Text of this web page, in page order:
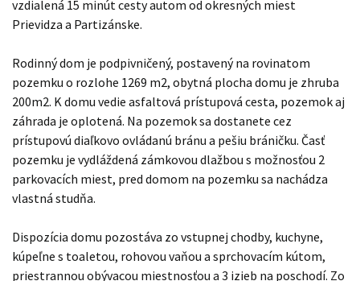
vzdialená 15 minút cesty autom od okresných miest
Prievidza a Partizánske.
Rodinný dom je podpivničený, postavený na rovinatom
pozemku o rozlohe 1269 m2, obytná plocha domu je zhruba
200m2. K domu vedie asfaltová prístupová cesta, pozemok aj
záhrada je oplotená. Na pozemok sa dostanete cez
prístupovú diaľkovo ovládanú bránu a pešiu bráničku. Časť
pozemku je vydláždená zámkovou dlažbou s možnosťou 2
parkovacích miest, pred domom na pozemku sa nachádza
vlastná studňa.
Dispozícia domu pozostáva zo vstupnej chodby, kuchyne,
kúpeľne s toaletou, rohovou vaňou a sprchovacím kútom,
priestrannou obývacou miestnosťou a 3 izieb na poschodí. Zo